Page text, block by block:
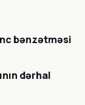
bənzətməsi
dərhal